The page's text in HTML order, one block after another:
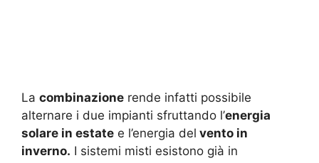
La combinazione rende infatti possibile
alternare i due impianti sfruttando l’energia
solare in estate e l’energia del vento in
inverno. I sistemi misti esistono già in